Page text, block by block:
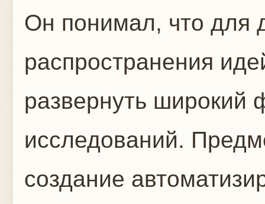
Он понимал, что для
распространения
развернуть широкий
исследований.
создание